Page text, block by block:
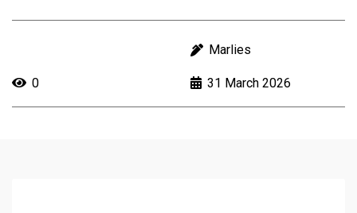
Marlies
0 31 March 2026